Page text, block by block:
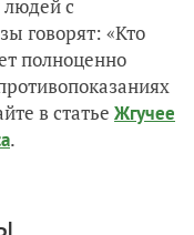
с
говорят: «Кто
полноценно
в статье Жгучее
.